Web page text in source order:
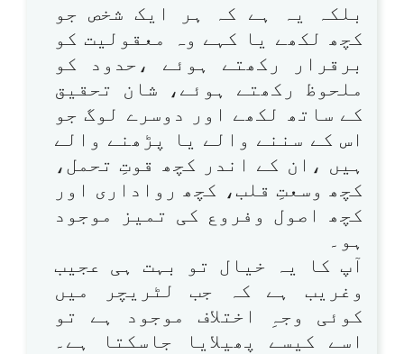
بلکہ یہ ہے کہ ہر ایک شخص جو
کچھ لکھے یا کہے وہ معقولیت کو
برقرار رکھتے ہوئے ،حدود کو
ملحوظ رکھتے ہوئے، شان تحقیق
کے ساتھ لکھے اور دوسرے لوگ جو
اس کے سننے والے یا پڑھنے والے
ہیں ،ان کے اندر کچھ قوتِ تحمل،
کچھ وسعتِ قلب، کچھ رواداری اور
کچھ اصول وفروع کی تمیز موجود
ہو۔
آپ کا یہ خیال تو بہت ہی عجیب
وغریب ہے کہ جب لٹریچر میں
کوئی وجہِ اختلاف موجود ہے تو
اسے کیسے پھیلایا جاسکتا ہے۔